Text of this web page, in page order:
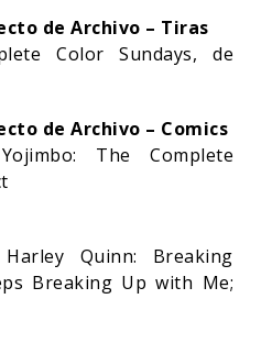
de Archivo – Tiras
Color Sundays, de
de Archivo – Comics
The Complete
Quinn: Breaking
Breaking Up with Me;